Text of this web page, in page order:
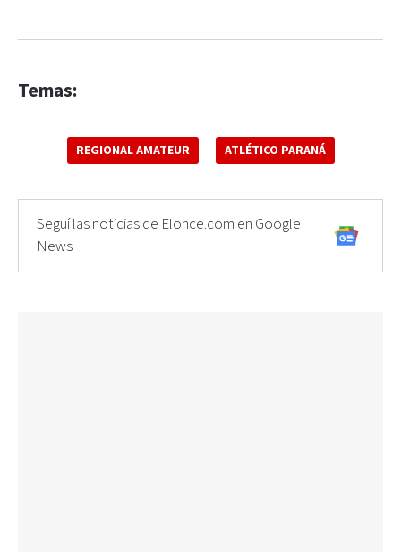
Temas:
REGIONAL AMATEUR ATLÉTICO PARANÁ
Seguí las noticias de Elonce.com en Google
News